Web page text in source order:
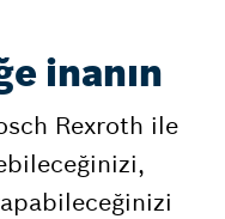
inanın
Rexroth ile